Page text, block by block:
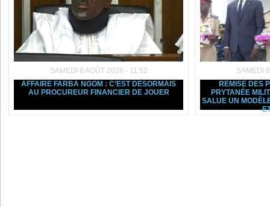
SAMEDI 8 AOÛT 2026 - 11:52
AFFAIRE FARBA NGOM : C’EST DÉSORMAIS
AU PROCUREUR FINANCIER DE JOUER
SAMEDI
REMISE DES
PRYTANÉE
SALUE UN